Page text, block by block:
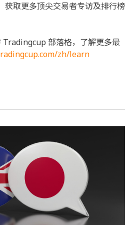
获取更多顶尖交易者专访及排行榜
部落格，了解更多最
zh/learn